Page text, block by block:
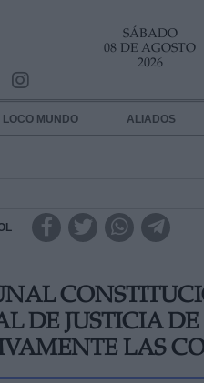
SÁBADO
08 DE AGOSTO
2026
LOCO MUNDO ALIADOS
DE JUSTICIA
LAS
DE TUS DATOS
link